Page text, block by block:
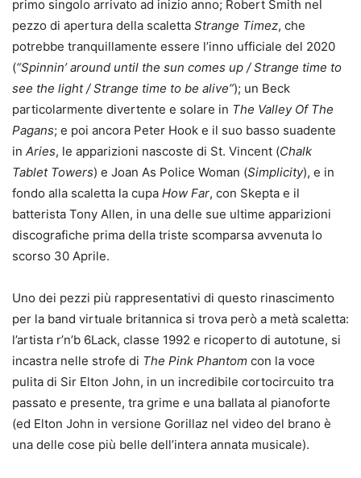
primo singolo arrivato ad inizio anno; Robert Smith nel
pezzo di apertura della scaletta Strange Timez, che
potrebbe tranquillamente essere l’inno ufficiale del 2020
(“Spinnin’ around until the sun comes up / Strange time to
see the light / Strange time to be alive”); un Beck
particolarmente divertente e solare in The Valley Of The
Pagans; e poi ancora Peter Hook e il suo basso suadente
in Aries, le apparizioni nascoste di St. Vincent (Chalk
Tablet Towers) e Joan As Police Woman (Simplicity), e in
fondo alla scaletta la cupa How Far, con Skepta e il
batterista Tony Allen, in una delle sue ultime apparizioni
discografiche prima della triste scomparsa avvenuta lo
scorso 30 Aprile.
Uno dei pezzi più rappresentativi di questo rinascimento
per la band virtuale britannica si trova però a metà scaletta:
l’artista r’n’b 6Lack, classe 1992 e ricoperto di autotune, si
incastra nelle strofe di The Pink Phantom con la voce
pulita di Sir Elton John, in un incredibile cortocircuito tra
passato e presente, tra grime e una ballata al pianoforte
(ed Elton John in versione Gorillaz nel video del brano è
una delle cose più belle dell’intera annata musicale).